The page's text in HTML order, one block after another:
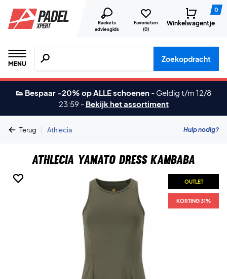
Rackets
adviesgids
Favorieten
(0)
0
Winkelwagentje
MENU
Zoeken naar producten, merken etc.
Zoekopdracht
👟 Bespaar -20% op ALLE schoenen - Geldig t/m 12/8
23:59 - Bekijk het assortiment
Terug | Athlecia Hulp nodig?
Athlecia Yamato Dress Kambaba
OUTLET
KORTING 31%
OUTLET
KORTING 31%
OUTLET
KORTING 31%